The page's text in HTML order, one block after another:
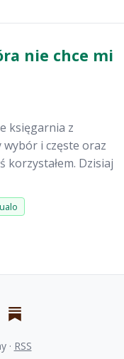
nie chce mi
księgarnia z
i częste oraz
Dzisiaj
· RSS